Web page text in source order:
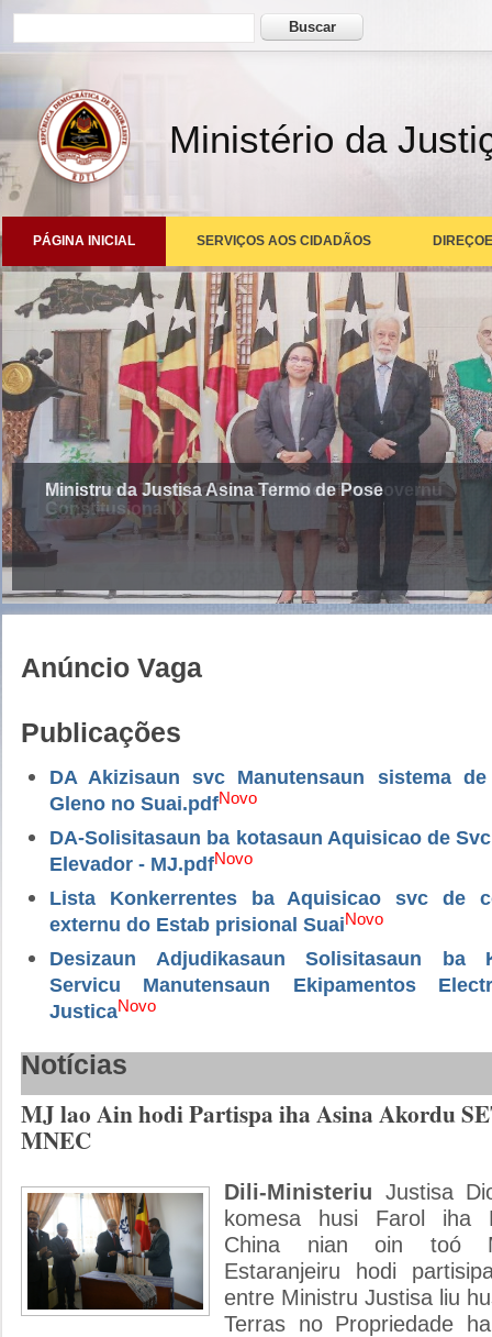
Formulário de busca Buscar
Ministério da
PÁGINA INICIAL SERVIÇOS AOS CIDADÃOS
Ministru da Justisa Asina Termo de Pose
Anúncio Vaga
Publicações
DA Akizisaun svc Manutensaun sistema
Gleno no Suai.pdfNovo
DA-Solisitasaun ba kotasaun Aquisicao de
Elevador - MJ.pdfNovo
Lista Konkerrentes ba Aquisicao svc de
externu do Estab prisional SuaiNovo
Desizaun Adjudikasaun Solisitasaun ba
Servicu Manutensaun Ekipamentos
JusticaNovo
Notícias
MJ lao Ain hodi Partispa iha Asina Akordu
MNEC
Dili-Ministeriu Justisa
komesa husi Farol iha
China nian oin toó
Estaranjeiru hodi
entre Ministru Justisa liu
Terras no Propriedade